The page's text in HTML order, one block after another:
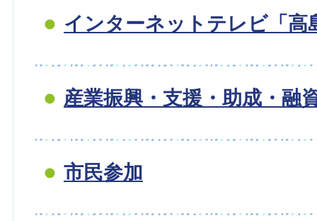
インターネットテレビ「高
産業振興・支援・助成・融
市民参加